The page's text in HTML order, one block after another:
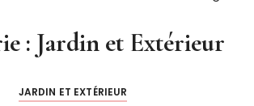
: Jardin et Extérieur
JARDIN ET EXTÉRIEUR